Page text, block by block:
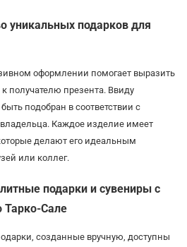
уникальных подарков для
оформлении помогает выразить
получателю презента. Ввиду
подобран в соответствии с
Каждое изделие имеет
делают его идеальным
или коллег.
подарки и сувениры с
Тарко-Сале
созданные вручную, доступны